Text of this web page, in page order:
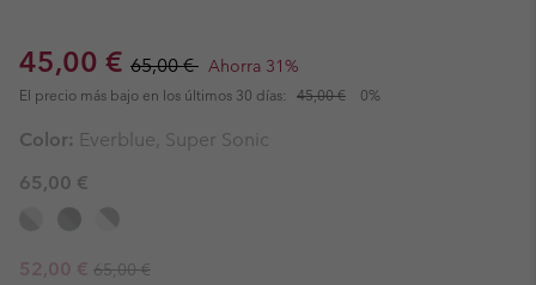
Sale price:
45,00 € Regular price:
65,00 € Ahorra 31%
El precio más bajo en los últimos 30 días: 45,00 € 0%
Color: Everblue, Super Sonic
65,00 €
Sale price:
52,00 € Regular price:
65,00 €